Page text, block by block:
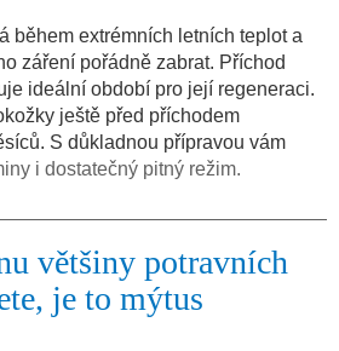
během extrémních letních teplot a
záření pořádně zabrat. Příchod
ideální období pro její regeneraci.
ještě před příchodem
S důkladnou přípravou vám
i dostatečný pitný režim.
většiny potravních
je to mýtus